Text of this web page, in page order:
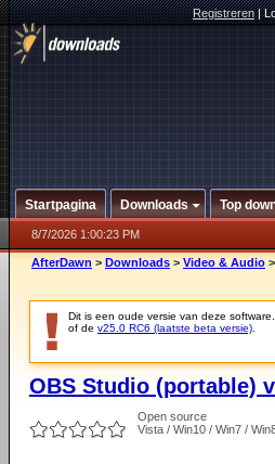
Registreren|
Startpagina Downloads Top
8/7/2026 1:00:23 PM
AfterDawn > Downloads > Video & Audio >
Dit is een oude versie van deze
of de v25.0 RC6 (laatste beta versie)
OBS Studio (portable)
Open source
Vista / Win10 / Win7 /